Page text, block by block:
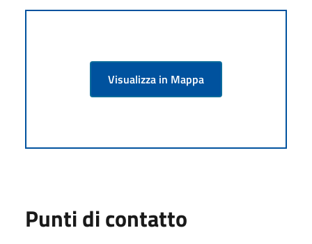
Visualizza in Mappa
Punti di contatto